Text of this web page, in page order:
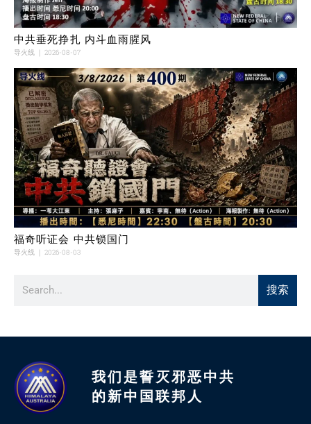
中共垂死挣扎 内斗血雨腥风
导火线 2026-08-07
福奇听证会 中共锁国门
导火线 2026-08-03
搜索
我们是誓灭邪恶中共
的新中国联邦人​